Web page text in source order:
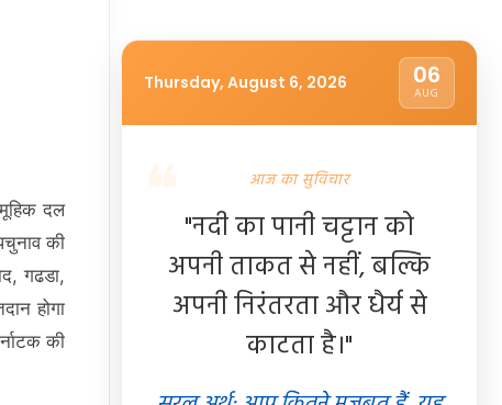
दल
की
गढडा,
होगा
की
Thursday, August 6, 2026 06
AUG
आज का सुविचार
"नदी का पानी चट्टान को
अपनी ताकत से नहीं, बल्कि
अपनी निरंतरता और धैर्य से
काटता है।"